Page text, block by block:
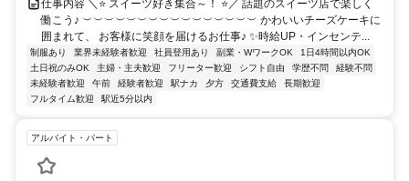
仕事内容 ＼⭐ スイーツ好き集合～！ ⭐／ 話題のスイーツ店で楽しく
働こう♪ ︶︶︶︶︶︶︶︶︶︶︶︶︶︶︶︶ かわいいチーズケーキに
囲まれて、 お客様に笑顔を届けるお仕事♪ ✨時給UP・インセンテ...
制服あり 業界未経験者歓迎 社員登用あり 副業・WワークOK
1日4時間以内OK
土日祝のみOK
主婦・主夫歓迎 フリーター歓迎 シフト自由 学歴不問
経験不問
未経験者歓迎
午前 経験者歓迎 駅ナカ 夕方 交通費支給
長期歓迎
フルタイム歓迎
駅近5分以内
アルバイト・パート